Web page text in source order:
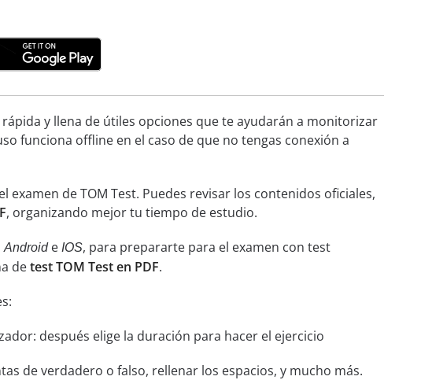
y llena de útiles opciones que te ayudarán a monitorizar
funciona offline en el caso de que no tengas conexión a
de TOM Test. Puedes revisar los contenidos oficiales,
, organizando mejor tu tiempo de estudio.
Androide IOS, para prepararte para el examen con test
detest TOM Test en PDF.
después elige la duración para hacer el ejercicio
de verdadero o falso, rellenar los espacios, y mucho más.